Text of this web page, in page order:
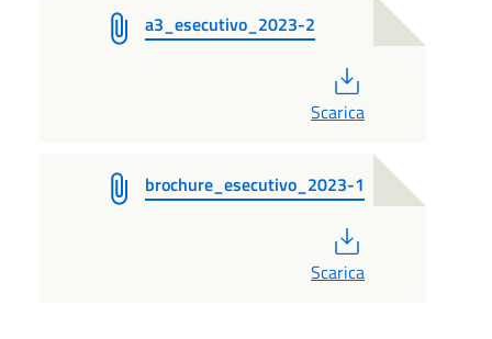
a3_esecutivo_2023-2
Scarica
brochure_esecutivo_2023-1
Scarica